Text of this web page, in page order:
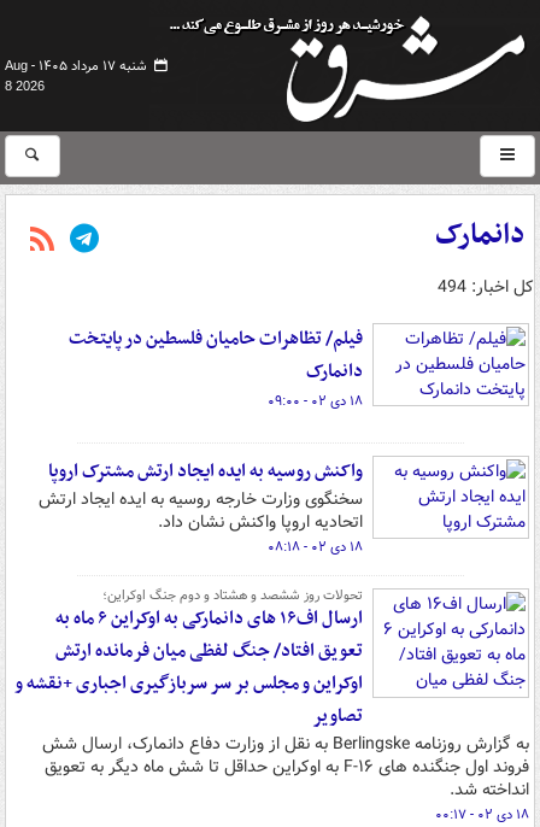
شنبه ۱۷ مرداد ۱۴۰۵ -
Aug
8 2026
دانمارک
کل اخبار: 494
فیلم/ تظاهرات حامیان فلسطین در پایتخت
دانمارک
۱۸ دی ۰۲ - ۰۹:۰۰
واکنش روسیه به ایده ایجاد ارتش مشترک اروپا
سخنگوی وزارت خارجه روسیه به ایده ایجاد ارتش
اتحادیه اروپا واکنش نشان داد.
۱۸ دی ۰۲ - ۰۸:۱۸
تحولات روز ششصد و هشتاد و دوم جنگ اوکراین؛
ارسال اف۱۶ های دانمارکی به اوکراین ۶ ماه به
تعویق افتاد/ جنگ لفظی میان فرمانده ارتش
اوکراین و مجلس بر سر سربازگیری اجباری +نقشه و
تصاویر
به گزارش روزنامه Berlingske به نقل از وزارت دفاع دانمارک، ارسال شش
فروند اول جنگنده های F-۱۶ به اوکراین حداقل تا شش ماه دیگر به تعویق
انداخته شد.
۱۸ دی ۰۲ - ۰۰:۱۷